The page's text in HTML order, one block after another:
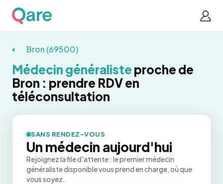
Bron (69500)
Médecin généraliste proche de
Bron : prendre RDV en
téléconsultation
SANS RENDEZ-VOUS
Un médecin aujourd'hui
Rejoignez la file d'attente : le premier médecin
généraliste disponible vous prend en charge, où que
vous soyez.